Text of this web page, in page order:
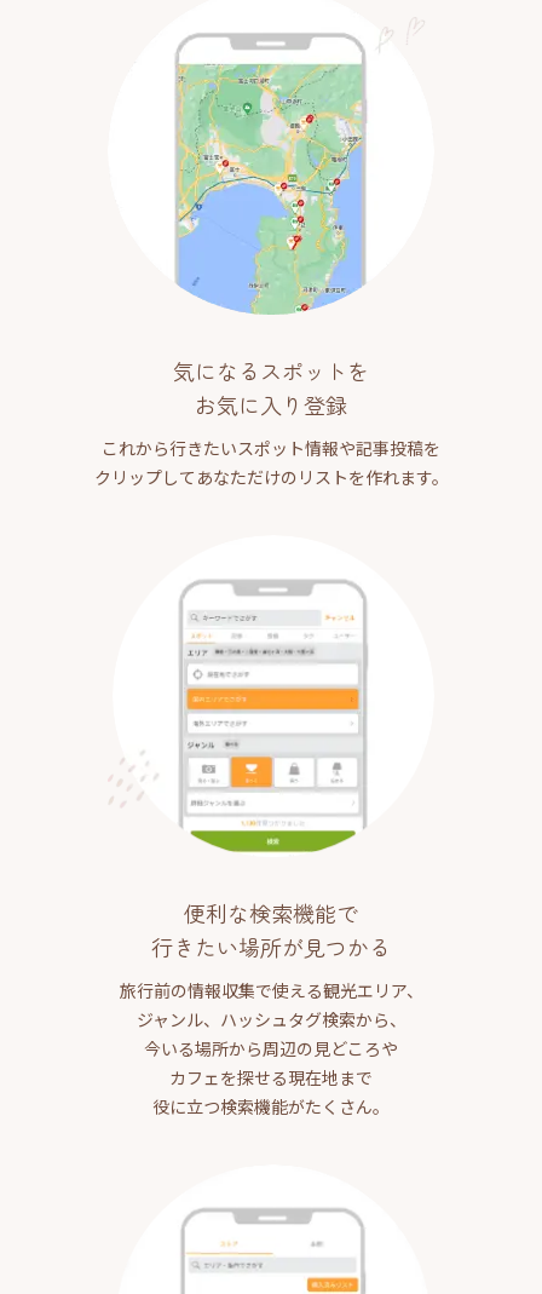
気になるスポットを
お気に入り登録
これから行きたいスポット情報や記事投稿を
クリップしてあなただけのリストを作れます。
便利な検索機能で
行きたい場所が見つかる
旅行前の情報収集で使える観光エリア、
ジャンル、ハッシュタグ検索から、
今いる場所から周辺の見どころや
カフェを探せる現在地まで
役に立つ検索機能がたくさん。